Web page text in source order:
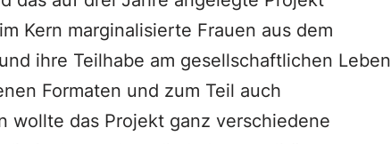
Kern marginalisierte Frauen aus dem
ihre Teilhabe am gesellschaftlichen Leben
Formaten und zum Teil auch
wollte das Projekt ganz verschiedene